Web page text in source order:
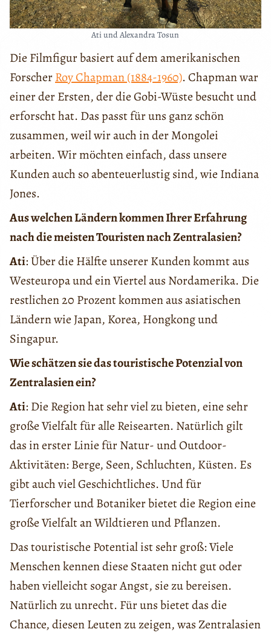
Ati und Alexandra Tosun
Die Filmfigur basiert auf dem amerikanischen
ForscherRoy Chapman (1884-1960). Chapman war
einer der Ersten, der die Gobi-Wüste besucht und
erforscht hat. Das passt für uns ganz schӧn
zusammen, weil wir auch in der Mongolei
arbeiten. Wir mӧchten einfach, dass unsere
Kunden auch so abenteuerlustig sind, wie Indiana
Jones.
Aus welchen Ländern kommen Ihrer Erfahrung
nach die meisten Touristen nach Zentralasien?
Ati: Über die Hälfte unserer Kunden kommt aus
Westeuropa und ein Viertel aus Nordamerika. Die
restlichen 20 Prozent kommen aus asiatischen
Ländern wie Japan, Korea, Hongkong und
Singapur.
Wie schätzen sie das touristische Potenzial von
Zentralasien ein?
Ati: Die Region hat sehr viel zu bieten, eine sehr
große Vielfalt für alle Reisearten. Natürlich gilt
das in erster Linie für Natur- und Outdoor-
Aktivitäten: Berge, Seen, Schluchten, Küsten. Es
gibt auch viel Geschichtliches. Und für
Tierforscher und Botaniker bietet die Region eine
große Vielfalt an Wildtieren und Pflanzen.
Das touristische Potential ist sehr groß: Viele
Menschen kennen diese Staaten nicht gut oder
haben vielleicht sogar Angst, sie zu bereisen.
Natürlich zu unrecht. Für uns bietet das die
Chance, diesen Leuten zu zeigen, was Zentralasien